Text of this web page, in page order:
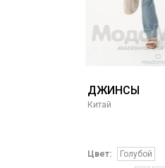
ДЖИНСЫ
Китай
Цвет:
Голубой